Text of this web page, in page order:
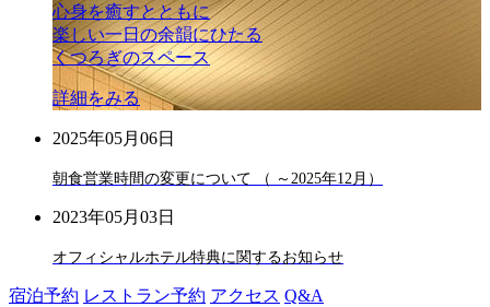
心身を癒すとともに
楽しい一日の余韻にひたる
くつろぎのスペース
詳細をみる
2025年05月06日
朝食営業時間の変更について （ ～2025年12月）
2023年05月03日
オフィシャルホテル特典に関するお知らせ
宿泊予約 レストラン予約 アクセス Q&A